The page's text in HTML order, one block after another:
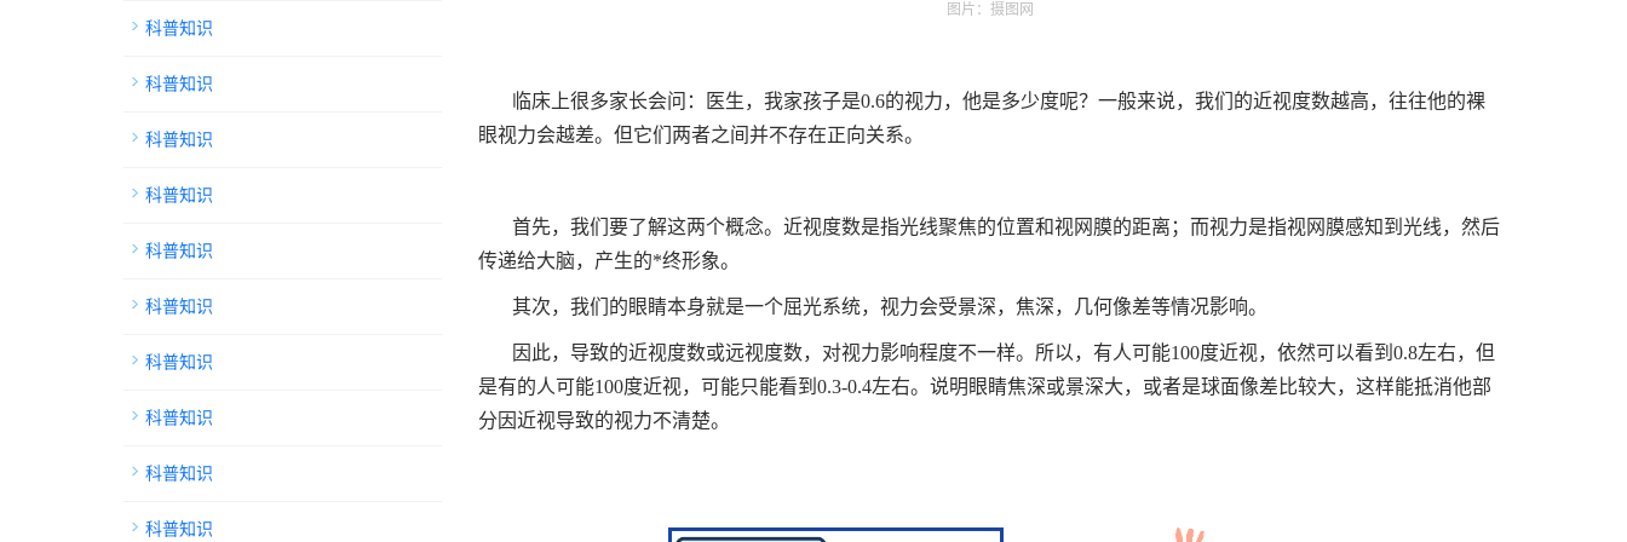
图片：摄图网
临床上很多家长会问：医生，我家孩子是0.6的视力，他是多少度呢？一般来说，我们的近视度数越高，往往他的裸
眼视力会越差。但它们两者之间并不存在正向关系。
首先，我们要了解这两个概念。 近视度数是指光线聚焦的位置和视网膜的距离；而视力是指视网膜感知到光线，然后
传递给大脑，产生的*终形象。
其次，我们的眼睛本身就是一个屈光系统，视力会受景深，焦深，几何像差等情况影响。
因此，导致的近视度数或远视度数，对视力影响程度不一样。所以，有人可能100度近视，依然可以看到0.8左右，但
是有的人可能100度近视，可能只能看到0.3-0.4左右。说明眼睛焦深或景深大，或者是球面像差比较大，这样能抵消他部
分因近视导致的视力不清楚。
科普知识
科普知识
科普知识
科普知识
科普知识
科普知识
科普知识
科普知识
科普知识
科普知识